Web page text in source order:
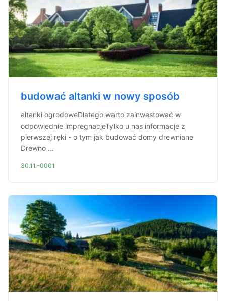
budować altanki w nowy sposób
altanki ogrodoweDlatego warto zainwestować w
odpowiednie impregnacjeTylko u nas informacje z
pierwszej ręki - o tym jak budować domy drewniane
Drewno ...
30.11.-0001